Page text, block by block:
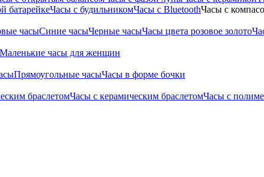
батарейкеЧасы с будильникомЧасы с BluetoothЧасы с
часыСиние часыЧерные часыЧасы цвета розовое золото
Маленькие часы для женщин
Прямоугольные часыЧасы в форме бочки
браслетомЧасы с керамическим браслетомЧасы с